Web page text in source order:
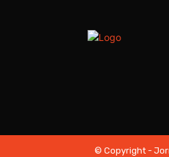
© Copyright -